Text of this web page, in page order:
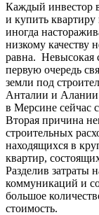
Каждый инвестор
и купить
иногда
низкому качеству
равна. Невысокая
первую очередь
земли под
Анталии и Алании
в Мерсине сейчас
Вторая причина
строительных
находящихся в
квартир,
Разделив затраты
коммуникаций и
большое
стоимость.